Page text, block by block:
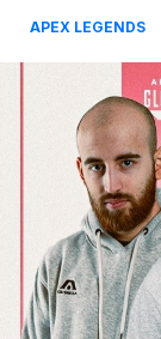
APEX LEGENDS